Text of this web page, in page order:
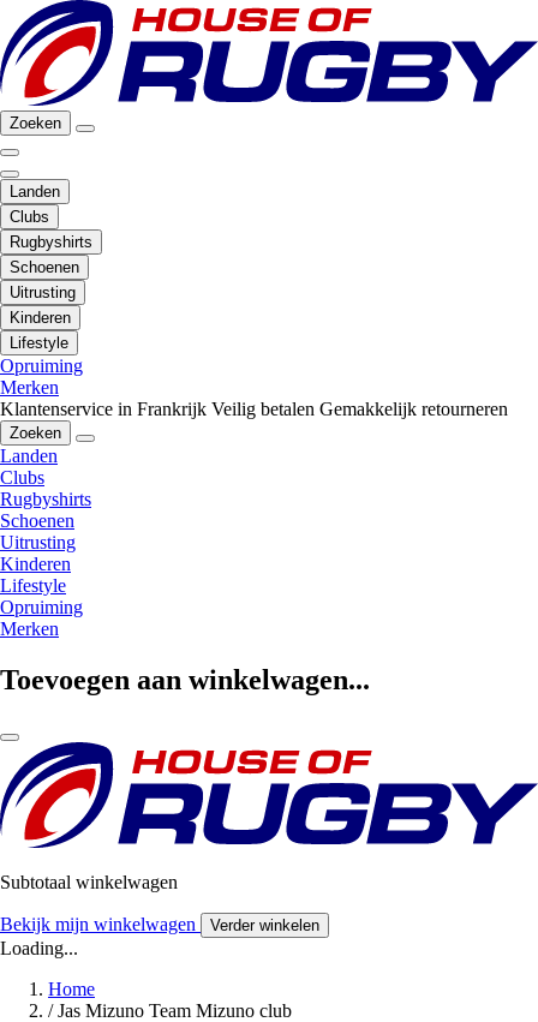
Zoeken
Landen
Clubs
Rugbyshirts
Schoenen
Uitrusting
Kinderen
Lifestyle
Opruiming
Merken
Klantenservice in Frankrijk Veilig betalen Gemakkelijk retourneren
Zoeken
Landen
Clubs
Rugbyshirts
Schoenen
Uitrusting
Kinderen
Lifestyle
Opruiming
Merken
Toevoegen aan winkelwagen...
Subtotaal winkelwagen
Bekijk mijn winkelwagen Verder winkelen
Loading...
Home
/ Jas Mizuno Team Mizuno club